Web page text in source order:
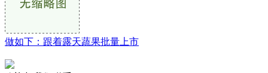
做如下：跟着露天蔬果批量上市